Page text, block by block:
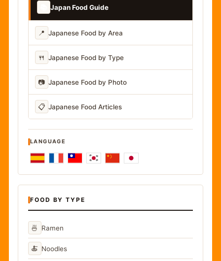
Japan Food Guide
📍 Japanese Food by Area
🍴 Japanese Food by Type
📷 Japanese Food by Photo
📋 Japanese Food Articles
LANGUAGE
FOOD BY TYPE
🍜 Ramen
🍝 Noodles